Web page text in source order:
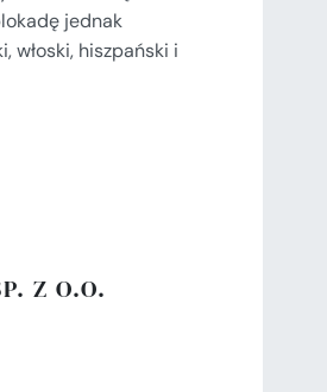
jednak
włoski, hiszpański i
Z O.O.